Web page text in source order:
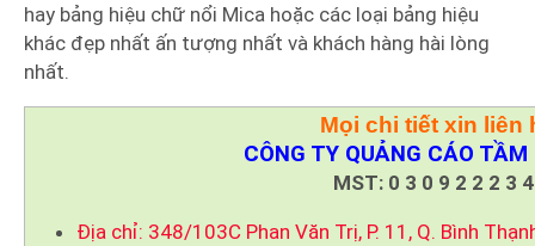
hay bảng hiệu chữ nổi Mica hoặc các loại bảng hiệu
khác đẹp nhất ấn tượng nhất và khách hàng hài lòng
nhất.
Mọi chi tiết xin liên
CÔNG TY QUẢNG CÁO
MST: 0 3 0 9 2 2 2 3
Địa chỉ: 348/103C Phan Văn Trị, P. 11, Q. Bình